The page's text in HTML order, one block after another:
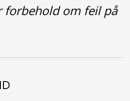
forbehold om feil på